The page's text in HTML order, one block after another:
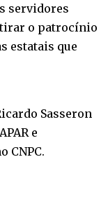
servidores
o patrocínio
estatais que
Sasseron
e
CNPC.